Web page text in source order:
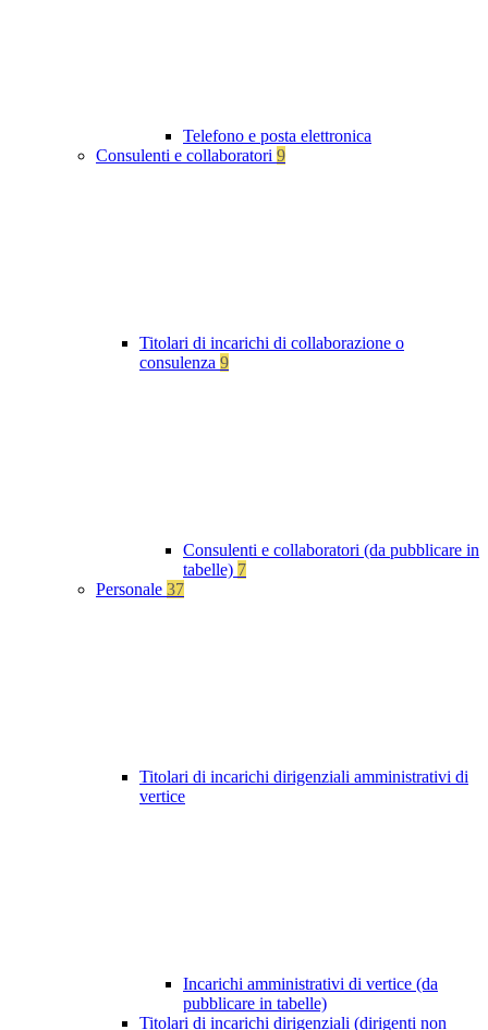
Telefono e posta elettronica
Consulenti e collaboratori 9
Titolari di incarichi di collaborazione o
consulenza 9
Consulenti e collaboratori (da pubblicare in
tabelle) 7
Personale 37
Titolari di incarichi dirigenziali amministrativi di
vertice
Incarichi amministrativi di vertice (da
pubblicare in tabelle)
Titolari di incarichi dirigenziali (dirigenti non